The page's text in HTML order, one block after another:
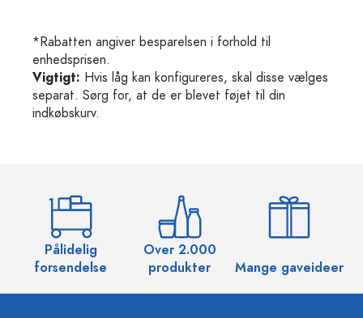
*Rabatten angiver besparelsen i forhold til
enhedsprisen.
Vigtigt: Hvis låg kan konfigureres, skal disse vælges
separat. Sørg for, at de er blevet føjet til din
indkøbskurv.
Pålidelig
forsendelse
Over 2.000
produkter
Mange gaveideer